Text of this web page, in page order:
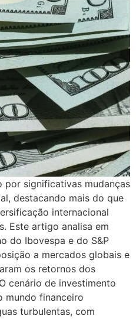
por significativas mudanças
destacando mais do que
internacional
Este artigo analisa em
do Ibovespa e do S&P
a mercados globais e
os retornos dos
cenário de investimento
mundo financeiro
turbulentas, com